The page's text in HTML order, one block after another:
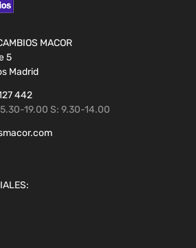
MACOR
5
Madrid
442
19.00 S: 9.30-14.00